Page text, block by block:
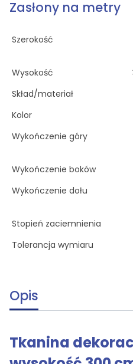
Zasłony na metry
Szerokość
Wysokość
Skład/materiał
Kolor
Wykończenie góry
Wykończenie boków
Wykończenie dołu
Stopień zaciemnienia
Tolerancja wymiaru
Opis
Tkanina